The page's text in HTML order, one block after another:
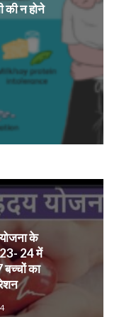
की न होने
के
24 में
का